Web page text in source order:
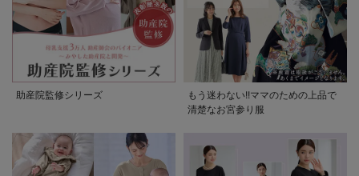
助産院監修シリーズ
もう迷わない!!ママのための上品で
清楚なお宮参り服